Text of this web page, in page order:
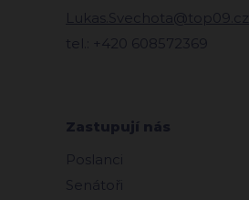
Lukas.Svechota@top09.cz
tel.: +420 608572369
Zastupují nás
Poslanci
Senátoři